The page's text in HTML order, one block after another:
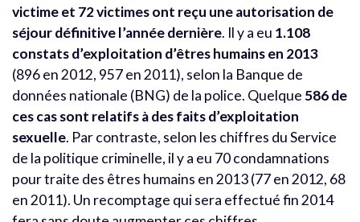
victime et 72 victimes ont reçu une autorisation de
séjour définitive l’année dernière. Il y a eu 1.108
constats d’exploitation d’êtres humains en 2013
(896 en 2012, 957 en 2011), selon la Banque de
données nationale (BNG) de la police. Quelque 586 de
ces cas sont relatifs à des faits d’exploitation
sexuelle. Par contraste, selon les chiffres du Service
de la politique criminelle, il y a eu 70 condamnations
pour traite des êtres humains en 2013 (77 en 2012, 68
en 2011). Un recomptage qui sera effectué fin 2014